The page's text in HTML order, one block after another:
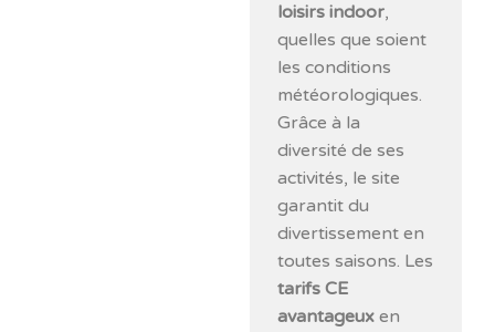
loisirs indoor,
quelles que soient
les conditions
météorologiques.
Grâce à la
diversité de ses
activités, le site
garantit du
divertissement en
toutes saisons. Les
tarifs CE
avantageux en